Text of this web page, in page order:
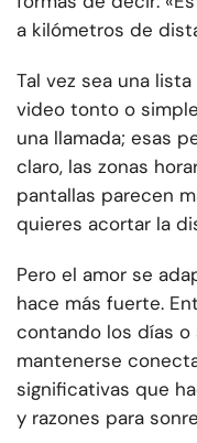
a kilómetros de
Tal vez sea una
video tonto o
una llamada; esas
claro, las zonas
pantallas parecen
quieres acortar la
Pero el amor se
hace más fuerte.
contando los días
mantenerse
significativas que
y razones para